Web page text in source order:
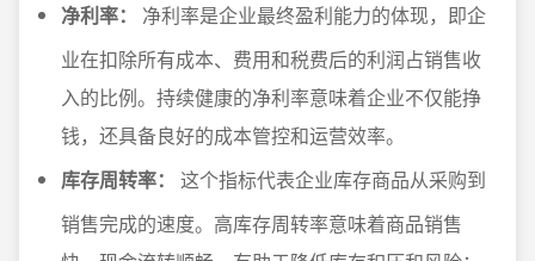
净利率：
净利率是企业最终盈利能力的体现，即企
业在扣除所有成本、费用和税费后的利润占销售收
入的比例。持续健康的净利率意味着企业不仅能挣
钱，还具备良好的成本管控和运营效率。
库存周转率：
这个指标代表企业库存商品从采购到
销售完成的速度。高库存周转率意味着商品销售